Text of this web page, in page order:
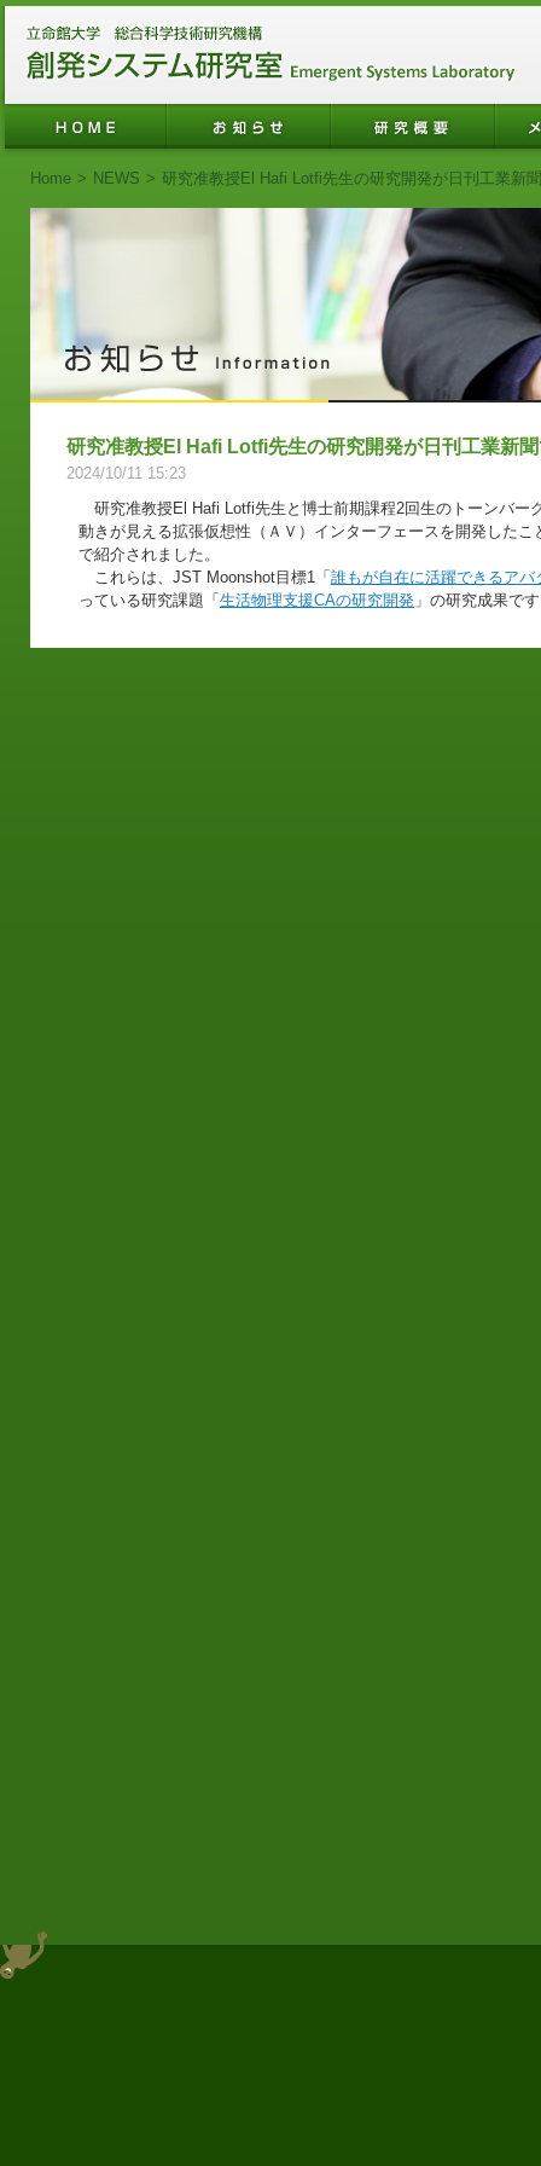
Home > NEWS > 研究准教授El Hafi Lotfi先生の研究開発が日刊工業新
研究准教授El Hafi Lotfi先生の研究開発が日刊工業新
2024/10/11 15:23
研究准教授El Hafi Lotfi先生と博士前期課程2回生のトーンバー
動きが見える拡張仮想性（ＡＶ）インターフェースを開発したこ
で紹介されました。
これらは、JST Moonshot目標1「 誰もが自在に活躍できるアバ
っている研究課題「 生活物理支援CAの研究開発 」の研究成果で